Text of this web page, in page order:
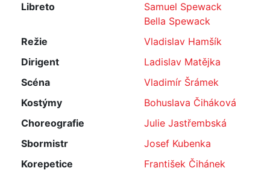
Libreto
Samuel Spewack
Bella Spewack
Režie
Vladislav Hamšík
Dirigent
Ladislav Matějka
Scéna
Vladimír Šrámek
Kostýmy
Bohuslava Čiháková
Choreografie
Julie Jastřembská
Sbormistr
Josef Kubenka
Korepetice
František Čihánek